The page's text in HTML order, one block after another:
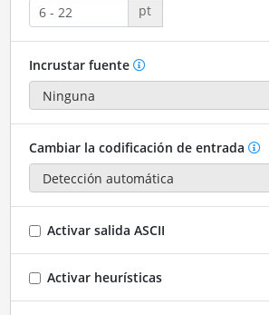
pt
Incrustar fuente
Cambiar la codificación de entrada
Activar salida ASCII
Activar heurísticas